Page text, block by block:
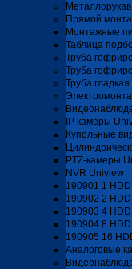
Металлорукав
Прямой
Монтажные
Таблица
Труба
Труба
Труба гладкая
IP камеры
Купольные
PTZ-камеры
NVR Uniview
190901 1 HDD
190902 2 HDD
190903 4 HDD
190904 8 HDD
190905 16
Аналоговые